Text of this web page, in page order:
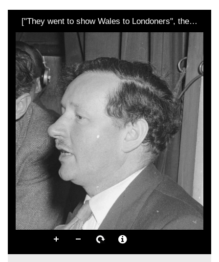
["They went to show Wales to Londoners", the…